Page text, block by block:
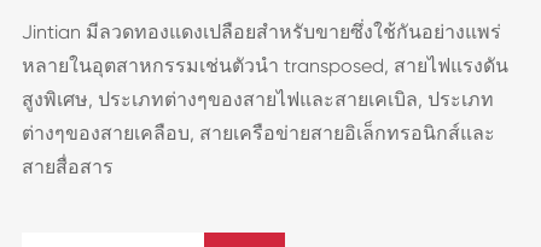
Jintian มีลวดทองแดงเปลือยสำหรับขายซึ่งใช้กันอย่างแพร่
หลายในอุตสาหกรรมเช่นตัวนำ transposed, สายไฟแรงดัน
สูงพิเศษ, ประเภทต่างๆของสายไฟและสายเคเบิล, ประเภท
ต่างๆของสายเคลือบ, สายเครือข่ายสายอิเล็กทรอนิกส์และ
สายสื่อสาร